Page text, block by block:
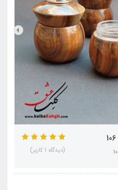
(دیدگاه 1 کاربر)